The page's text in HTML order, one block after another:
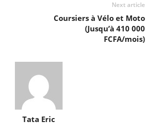
Next article
Coursiers à Vélo et Moto
(Jusqu’à 410 000
FCFA/mois)
Tata Eric